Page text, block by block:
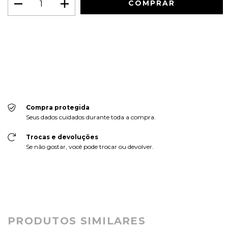
Compra protegida
Seus dados cuidados durante toda a compra.
Trocas e devoluções
Se não gostar, você pode trocar ou devolver.
PRODUTOS SIMILARES